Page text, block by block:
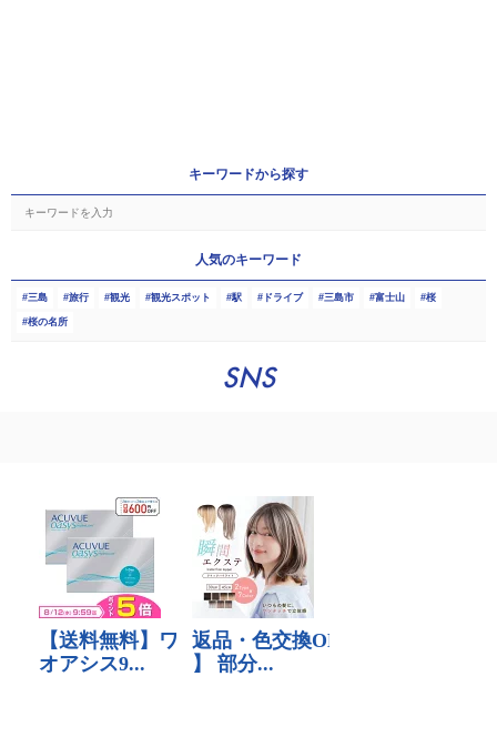
キーワードから探す
人気のキーワード
三島 旅行 観光 観光スポット 駅 ドライブ 三島市 富士山 桜
桜の名所
SNS